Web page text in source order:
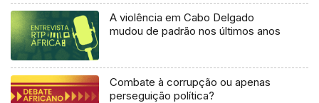
A violência em Cabo Delgado
mudou de padrão nos últimos anos
Combate à corrupção ou apenas
perseguição política?